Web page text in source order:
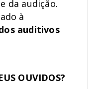
da audição.
à
auditivos
OUVIDOS?